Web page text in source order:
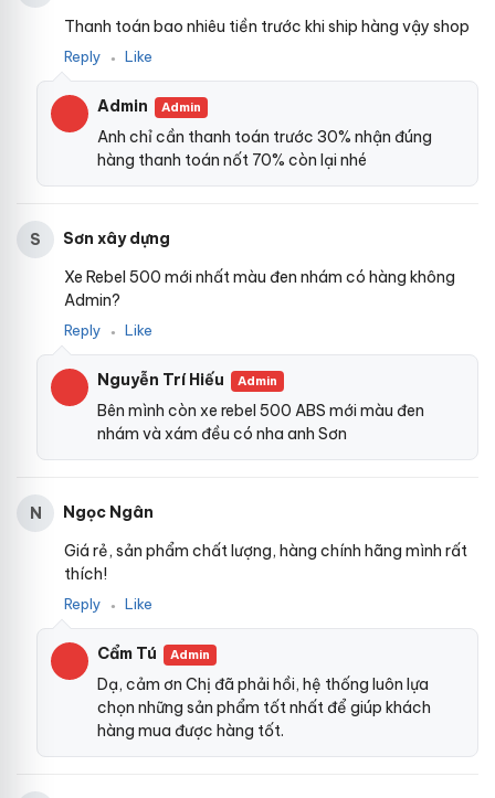
Thanh toán bao nhiêu tiền trước khi ship hàng vậy shop
Reply ● Like
Admin Admin
Anh chỉ cần thanh toán trước 30% nhận đúng
hàng thanh toán nốt 70% còn lại nhé
S
Sơn xây dựng
Xe Rebel 500 mới nhất màu đen nhám có hàng không
Admin?
Reply ● Like
Nguyễn Trí Hiếu Admin
Bên mình còn xe rebel 500 ABS mới màu đen
nhám và xám đều có nha anh Sơn
N
Ngọc Ngân
Giá rẻ, sản phẩm chất lượng, hàng chính hãng mình rất
thích!
Reply ● Like
Cẩm Tú Admin
Dạ, cảm ơn Chị đã phải hồi, hệ thống luôn lựa
chọn những sản phẩm tốt nhất để giúp khách
hàng mua được hàng tốt.